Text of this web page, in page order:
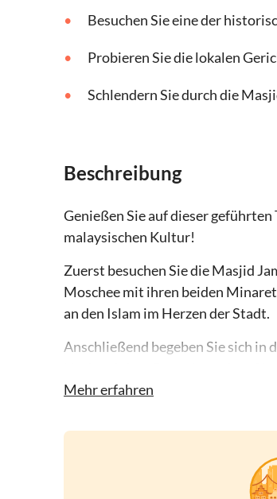
Besuchen Sie eine der
Probieren Sie die lokalen
Schlendern Sie durch die
Beschreibung
Genießen Sie auf dieser
malaysischen Kultur!
Zuerst besuchen Sie die Masjid
Moschee mit ihren beiden
an den Islam im Herzen der Stadt.
Anschließend begeben Sie sich in
probieren. Nach dem Abendessen
Mehr erfahren